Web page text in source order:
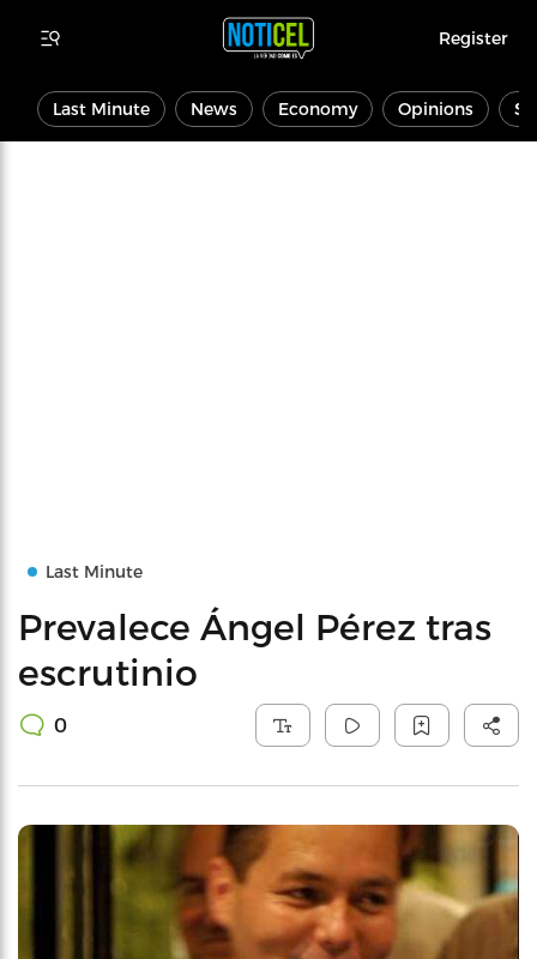
Register
Last Minute News Economy Opinions
Last Minute
Prevalece Ángel Pérez tras
escrutinio
0